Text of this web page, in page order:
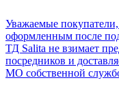
Уважаемые покупатели,
оформленным после
ТД Salita не взимает
посредников и
МО собственной